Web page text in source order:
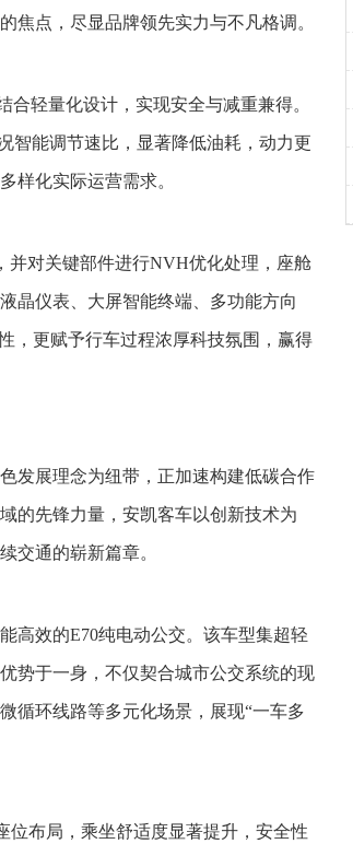
焦点，尽显品牌领先实力与不凡格调。
轻量化设计，实现安全与减重兼得。
智能调节速比，显著降低油耗，动力更
样化实际运营需求。
并对关键部件进行NVH优化处理，座舱
晶仪表、大屏智能终端、多功能方向
，更赋予行车过程浓厚科技氛围，赢得
发展理念为纽带，正加速构建低碳合作
的先锋力量，安凯客车以创新技术为
交通的崭新篇章。
高效的E70纯电动公交。该车型集超轻
势于一身，不仅契合城市公交系统的现
循环线路等多元化场景，展现“一车多
位布局，乘坐舒适度显著提升，安全性